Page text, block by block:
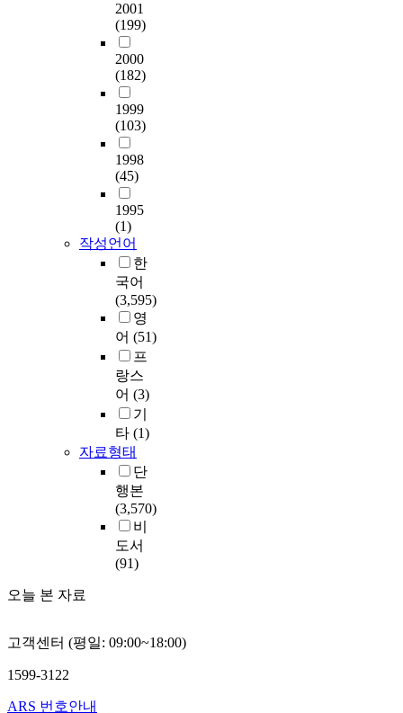
2001
(199)
2000
(182)
1999
(103)
1998
(45)
1995
(1)
작성언어
한
국어
(3,595)
영
어 (51)
프
랑스
어 (3)
기
타 (1)
자료형태
단
행본
(3,570)
비
도서
(91)
오늘 본 자료
고객센터 (평일: 09:00~18:00)
1599-3122
ARS 번호안내